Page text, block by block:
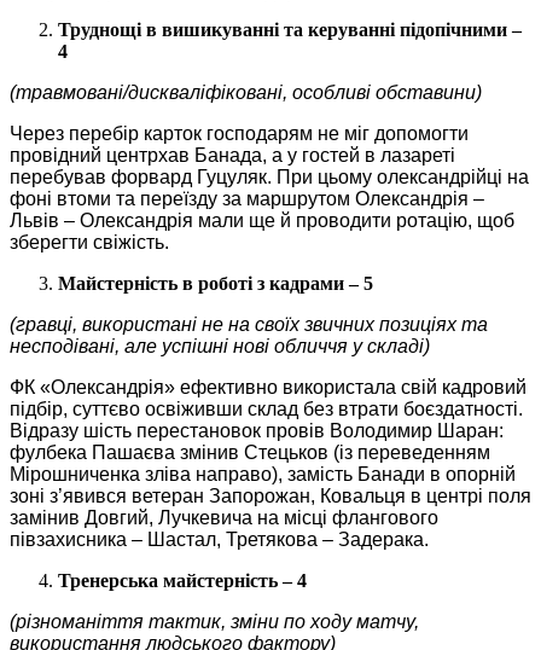
Труднощі в вишикуванні та керуванні підопічними –
4
(травмовані/дискваліфіковані, особливі обставини)
Через перебір карток господарям не міг допомогти
провідний центрхав Банада, а у гостей в лазареті
перебував форвард Гуцуляк. При цьому олександрійці на
фоні втоми та переїзду за маршрутом Олександрія –
Львів – Олександрія мали ще й проводити ротацію, щоб
зберегти свіжість.
Майстерність в роботі з кадрами – 5
(гравці, використані не на своїх звичних позиціях та
несподівані, але успішні нові обличчя у складі)
ФК «Олександрія» ефективно використала свій кадровий
підбір, суттєво освіживши склад без втрати боєздатності.
Відразу шість перестановок провів Володимир Шаран:
фулбека Пашаєва змінив Стецьков (із переведенням
Мірошниченка зліва направо), замість Банади в опорній
зоні з’явився ветеран Запорожан, Ковальця в центрі поля
замінив Довгий, Лучкевича на місці флангового
півзахисника – Шастал, Третякова – Задерака.
Тренерська майстерність – 4
(різноманіття тактик, зміни по ходу матчу,
використання людського фактору)